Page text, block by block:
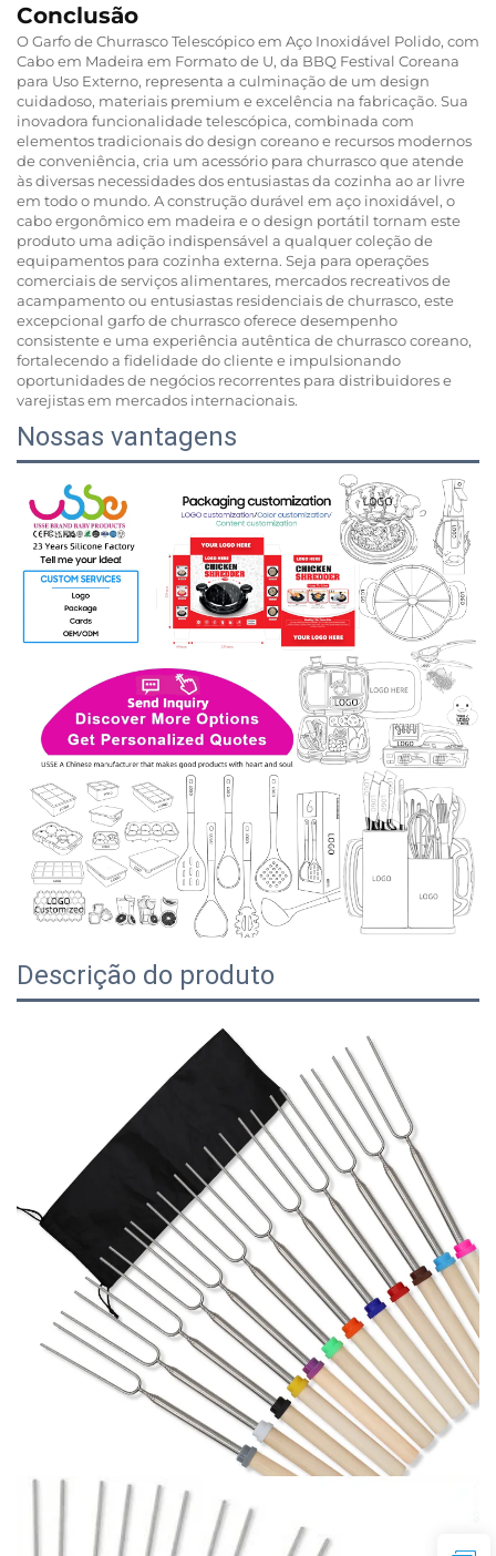
Conclusão
O Garfo de Churrasco Telescópico em Aço Inoxidável Polido, com
Cabo em Madeira em Formato de U, da BBQ Festival Coreana
para Uso Externo, representa a culminação de um design
cuidadoso, materiais premium e excelência na fabricação. Sua
inovadora funcionalidade telescópica, combinada com
elementos tradicionais do design coreano e recursos modernos
de conveniência, cria um acessório para churrasco que atende
às diversas necessidades dos entusiastas da cozinha ao ar livre
em todo o mundo. A construção durável em aço inoxidável, o
cabo ergonômico em madeira e o design portátil tornam este
produto uma adição indispensável a qualquer coleção de
equipamentos para cozinha externa. Seja para operações
comerciais de serviços alimentares, mercados recreativos de
acampamento ou entusiastas residenciais de churrasco, este
excepcional garfo de churrasco oferece desempenho
consistente e uma experiência autêntica de churrasco coreano,
fortalecendo a fidelidade do cliente e impulsionando
oportunidades de negócios recorrentes para distribuidores e
varejistas em mercados internacionais.
Nossas vantagens
Descrição do produto